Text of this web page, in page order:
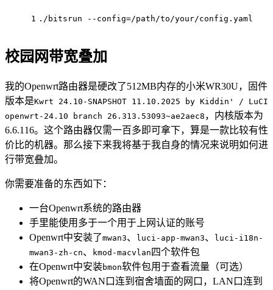
1 ./bitsrun --config=/path/to/your/config.yaml
校园网带宽叠加
我的Openwrt路由器是硬改了512MB内存的小米WR30U，固件
版本是Kwrt 24.10-SNAPSHOT 11.10.2025 by Kiddin' / LuCI
openwrt-24.10 branch 26.313.53093~ae2aec8 ，内核版本为
6.6.116。这个路由器仅需一百多即可拿下，算是一款比较有性
价比的机器。那么接下来我将基于我自身的情况来说明如何进
行带宽叠加。
你需要准备的东西如下：
一台Openwrt系统的路由器
手里能使用多于一个用于上网认证的账号
Openwrt中安装了mwan3、 luci-app-mwan3、
luci-i18n-
mwan3-zh-cn、 kmod-macvlan 四个软件包
在Openwrt中安装bmon软件包用于查看流量（可选）
将Openwrt的WAN口连到宿舍墙面的网口，LAN口连到